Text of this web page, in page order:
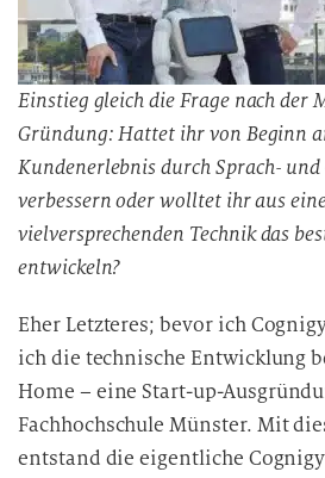
Einstieg gleich die Frage nach der
Gründung: Hattet ihr von Beginn
Kundenerlebnis durch Sprach-
verbessern oder wolltet ihr aus
vielversprechenden Technik das
entwickeln?
Eher Letzteres; bevor ich
ich die technische Entwicklung
Home – eine Start-up-
Fachhochschule Münster. Mit
entstand die eigentliche